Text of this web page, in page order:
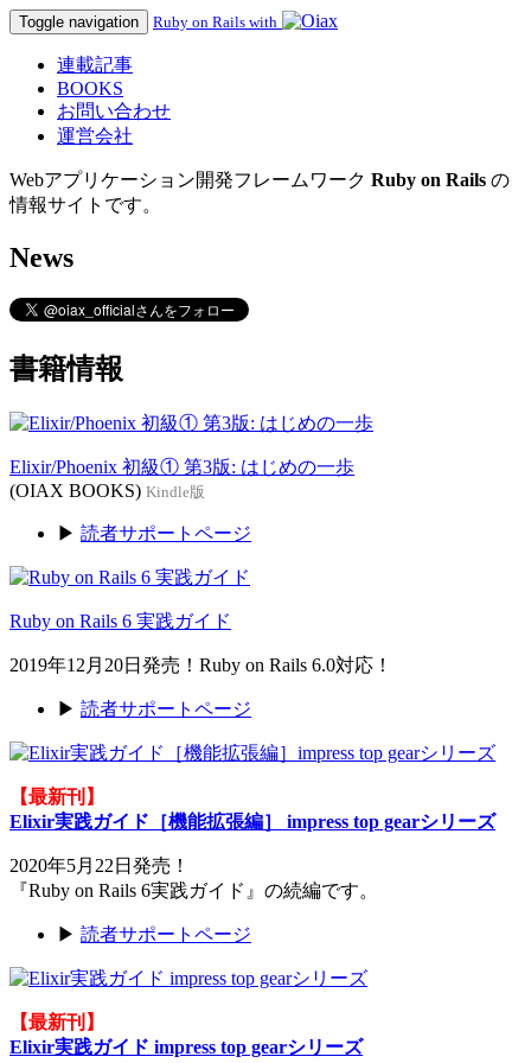
Toggle navigation Ruby on Rails with
連載記事
BOOKS
お問い合わせ
運営会社
Webアプリケーション開発フレームワーク Ruby on Rails の
情報サイトです。
News
書籍情報
Elixir/Phoenix 初級① 第3版: はじめの一歩
(OIAX BOOKS) Kindle版
▶ 読者サポートページ
Ruby on Rails 6 実践ガイド
2019年12月20日発売！Ruby on Rails 6.0対応！
▶ 読者サポートページ
【最新刊】
Elixir実践ガイド［機能拡張編］ impress top gearシリーズ
2020年5月22日発売！
『Ruby on Rails 6実践ガイド』の続編です。
▶ 読者サポートページ
【最新刊】
Elixir実践ガイド impress top gearシリーズ